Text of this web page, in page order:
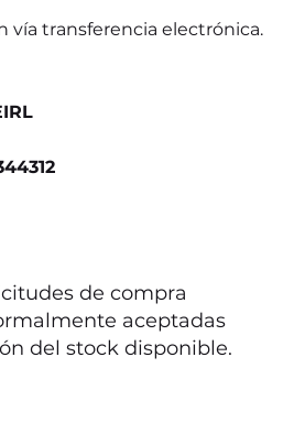
vía transferencia electrónica.
de compra
aceptadas
del stock disponible.